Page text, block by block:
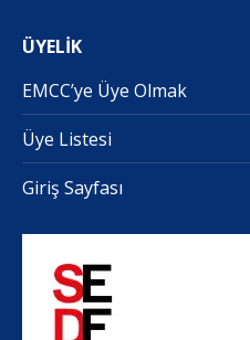
ÜYELİK
EMCC’ye Üye Olmak
Üye Listesi
Giriş Sayfası